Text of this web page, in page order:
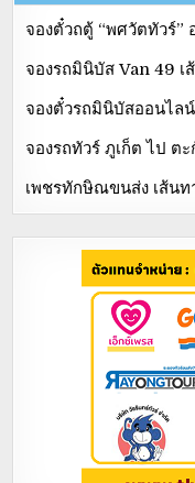
จองตั๋วถตู้ “พศวัตทัวร์”
จองรถมินิบัส Van 49 เ
จองตั๋วรถมินิบัสออนไล
จองรถทัวร์ ภูเก็ต ไป ตะ
เพชรทักษิณขนส่ง เส้นท